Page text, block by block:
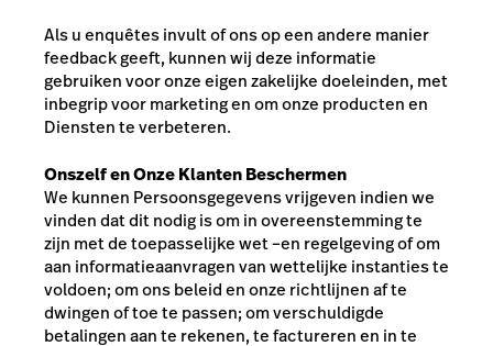
Als u enquêtes invult of ons op een andere manier
feedback geeft, kunnen wij deze informatie
gebruiken voor onze eigen zakelijke doeleinden, met
inbegrip voor marketing en om onze producten en
Diensten te verbeteren.
Onszelf en Onze Klanten Beschermen
We kunnen Persoonsgegevens vrijgeven indien we
vinden dat dit nodig is om in overeenstemming te
zijn met de toepasselijke wet –en regelgeving of om
aan informatieaanvragen van wettelijke instanties te
voldoen; om ons beleid en onze richtlijnen af te
dwingen of toe te passen; om verschuldigde
betalingen aan te rekenen, te factureren en in te